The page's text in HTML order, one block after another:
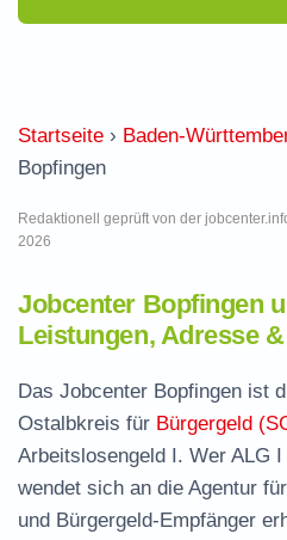
Startseite › Baden-
Bopfingen
Redaktionell geprüft von der
2026
Jobcenter Bopfingen
Leistungen, Adresse
Das Jobcenter Bopfingen ist
Ostalbkreis für Bürgergeld
Arbeitslosengeld I. Wer ALG
wendet sich an die Agentur
und Bürgergeld-Empfänger